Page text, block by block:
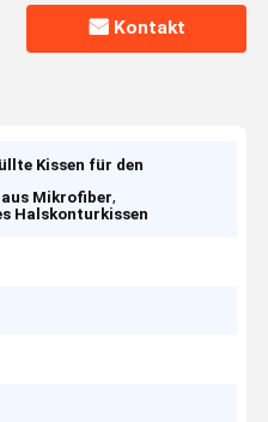
Kontakt
Kissen für den
Mikrofiber,
Halskonturkissen